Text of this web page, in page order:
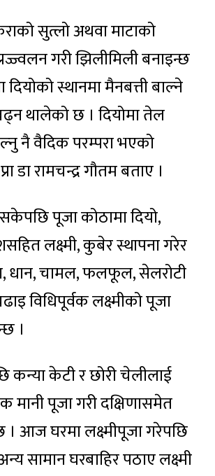
सुत्लो अथवा माटाको
गरी झिलीमिली बनाइन्छ
दियोको स्थानमा मैनबत्ती बाल्ने
थालेको छ । दियोमा तेल
नै वैदिक परम्परा भएको
डा रामचन्द्र गौतम बताए ।
पूजा कोठामा दियो,
लक्ष्मी, कुबेर स्थापना गरेर
धान, चामल, फलफूल, सेलरोटी
विधिपूर्वक लक्ष्मीको पूजा
।
कन्या केटी र छोरी चेलीलाई
मानी पूजा गरी दक्षिणासमेत
। आज घरमा लक्ष्मीपूजा गरेपछि
सामान घरबाहिर पठाए लक्ष्मी